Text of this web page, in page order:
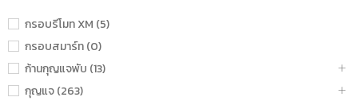
กรอบรีโมท XM (5)
กรอบสมาร์ท (0)
ก้านกุญแจพับ (13)
กุญแจ (263)